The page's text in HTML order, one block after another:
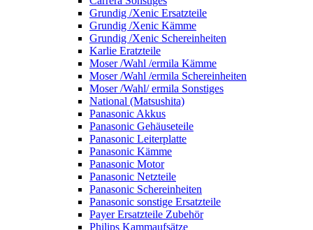
Grundig /Xenic Ersatzteile
Grundig /Xenic Kämme
Grundig /Xenic Schereinheiten
Karlie Eratzteile
Moser /Wahl /ermila Kämme
Moser /Wahl /ermila Schereinheiten
Moser /Wahl/ ermila Sonstiges
National (Matsushita)
Panasonic Akkus
Panasonic Gehäuseteile
Panasonic Leiterplatte
Panasonic Kämme
Panasonic Motor
Panasonic Netzteile
Panasonic Schereinheiten
Panasonic sonstige Ersatzteile
Payer Ersatzteile Zubehör
Philips Kammaufsätze